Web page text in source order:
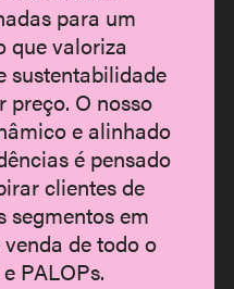
para um
que valoriza
sustentabilidade
preço. O nosso
e alinhado
é pensado
clientes de
segmentos em
de todo o
PALOPs.